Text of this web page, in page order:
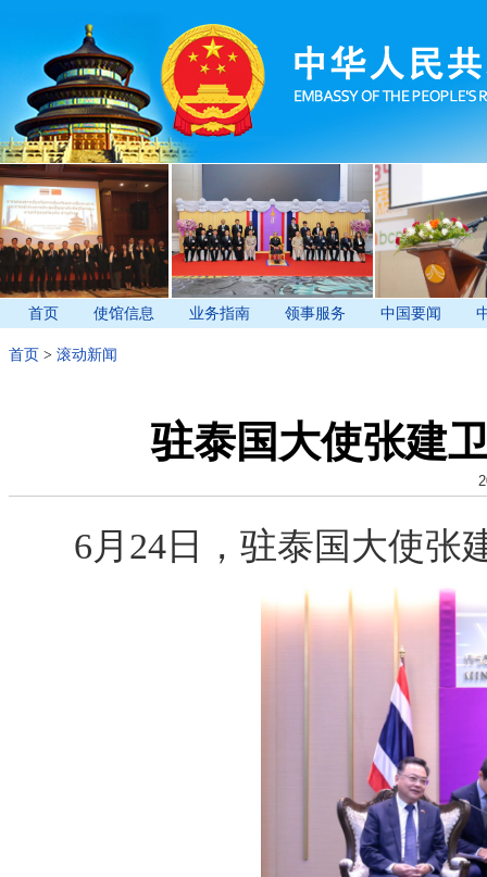
首页 使馆信息 业务指南 领事服务 中国要闻
首页 > 滚动新闻
驻泰国大使张建
6月24日，驻泰国大使张